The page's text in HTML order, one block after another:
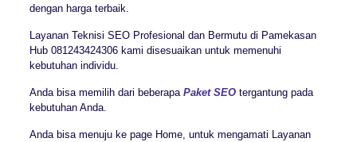
dengan harga terbaik.
Layanan Teknisi SEO Profesional dan Bermutu di Pamekasan
Hub 081243424306 kami disesuaikan untuk memenuhi
kebutuhan individu.
Anda bisa memilih dari beberapa Paket SEOtergantung pada
kebutuhan Anda.
Anda bisa menuju ke page Home, untuk mengamati Layanan